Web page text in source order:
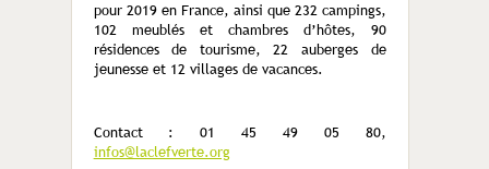
pour 2019 en France, ainsi que 232 campings,
102 meublés et chambres d’hôtes, 90
résidences de tourisme, 22 auberges de
jeunesse et 12 villages de vacances.
Contact : 01 45 49 05 80,
infos@laclefverte.org